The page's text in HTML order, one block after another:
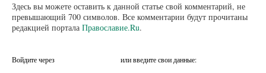
Здесь вы можете оставить к данной статье свой комментарий, не
превышающий 700 символов. Все комментарии будут прочитаны
редакцией портала Православие.Ru.
Войдите через или введите свои данные: